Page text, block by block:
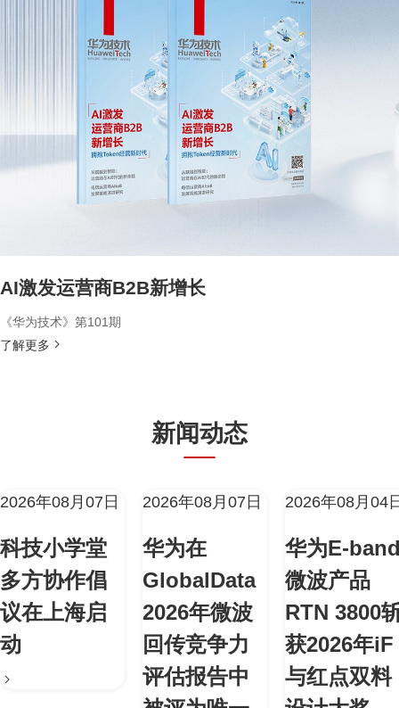
AI激发运营商B2B新增长
《华为技术》第101期
了解更多
新闻动态
2026年08月07日
科技小学堂
多方协作倡
议在上海启
动
2026年08月07日
华为在
GlobalData
2026年微波
回传竞争力
评估报告中
2026年08月04
华为E-
微波产品
RTN 3800
获2026年iF
与红点双料